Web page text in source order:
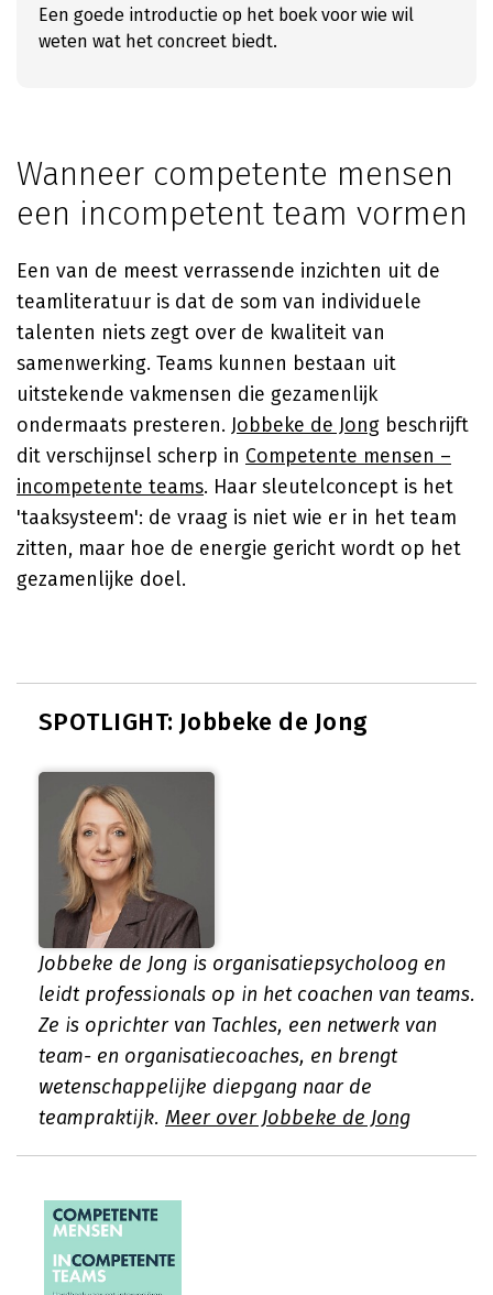
Een goede introductie op het boek voor wie wil
weten wat het concreet biedt.
Wanneer competente mensen
een incompetent team vormen
Een van de meest verrassende inzichten uit de
teamliteratuur is dat de som van individuele
talenten niets zegt over de kwaliteit van
samenwerking. Teams kunnen bestaan uit
uitstekende vakmensen die gezamenlijk
ondermaats presteren. Jobbeke de Jong beschrijft
dit verschijnsel scherp in Competente mensen –
incompetente teams. Haar sleutelconcept is het
'taaksysteem': de vraag is niet wie er in het team
zitten, maar hoe de energie gericht wordt op het
gezamenlijke doel.
SPOTLIGHT: Jobbeke de Jong
Jobbeke de Jong is organisatiepsycholoog en
leidt professionals op in het coachen van teams.
Ze is oprichter van Tachles, een netwerk van
team- en organisatiecoaches, en brengt
wetenschappelijke diepgang naar de
teampraktijk. Meer over Jobbeke de Jong